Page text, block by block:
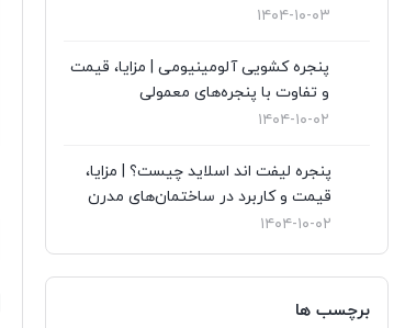
۱۴۰۴-۱۰-۰۳
پنجره کشویی آلومینیومی | مزایا، قیمت
و تفاوت با پنجره‌های معمولی
۱۴۰۴-۱۰-۰۲
پنجره لیفت اند اسلاید چیست؟ | مزایا،
قیمت و کاربرد در ساختمان‌های مدرن
۱۴۰۴-۱۰-۰۲
برچسب ها